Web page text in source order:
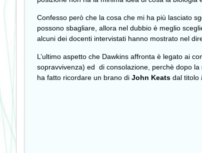
Confesso però che la cosa che mi ha più lasciato
possono sbagliare, allora nel dubbio è meglio
alcuni dei docenti intervistati hanno mostrato nel
L’ultimo aspetto che Dawkins affronta è legato ai
sopravvivenza) ed di consolazione, perchè dopo
ha fatto ricordare un brano di John Keats dal titolo